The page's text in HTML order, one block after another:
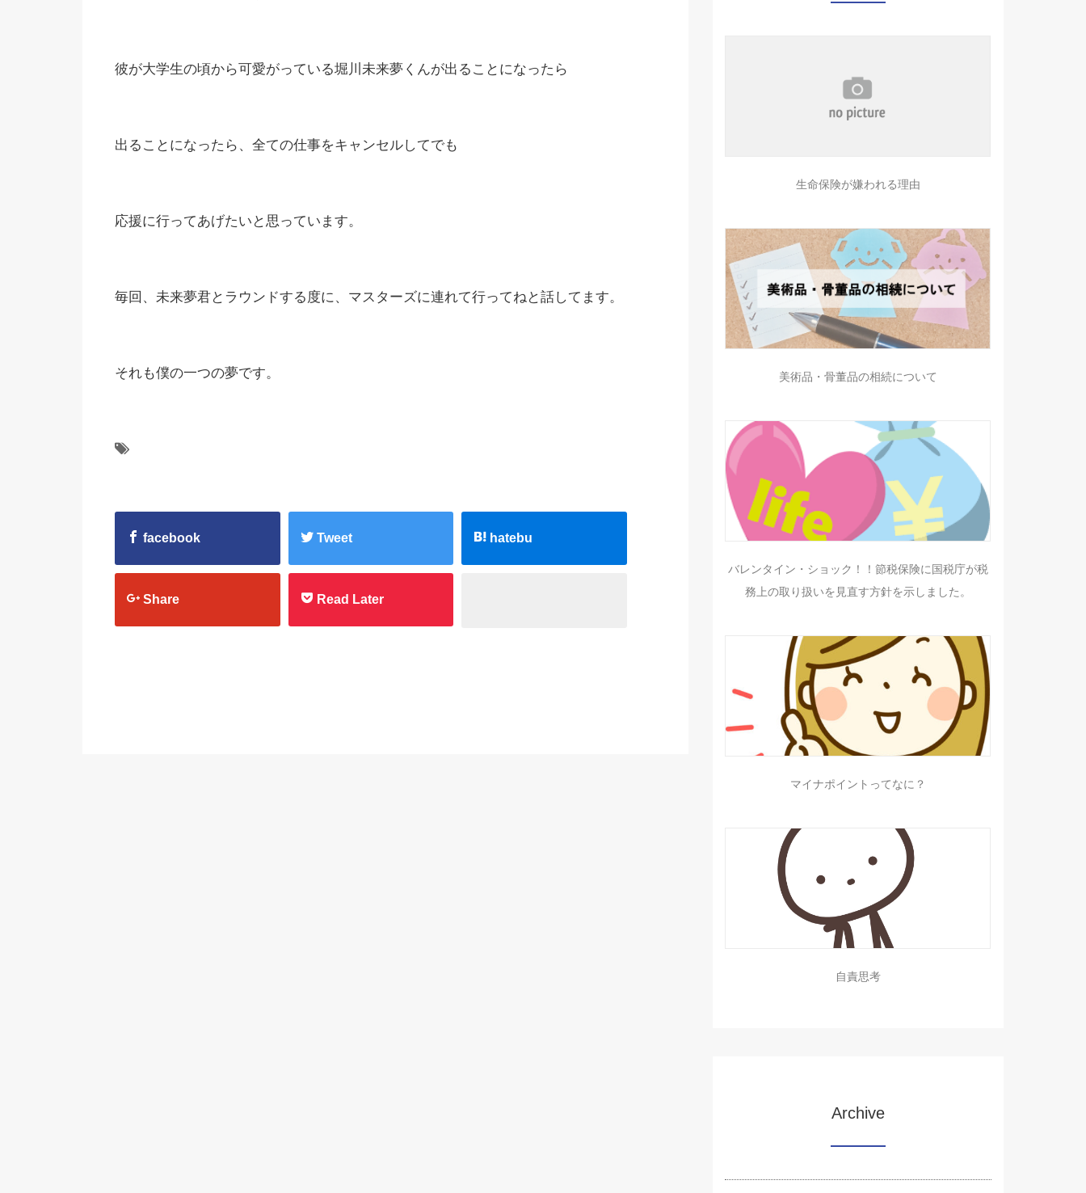
彼が大学生の頃から可愛がっている堀川未来夢くんが出ることになったら
出ることになったら、全ての仕事をキャンセルしてでも
応援に行ってあげたいと思っています。
毎回、未来夢君とラウンドする度に、マスターズに連れて行ってねと話してます。
それも僕の一つの夢です。
facebook Tweet hatebu
Share Read Later
生命保険が嫌われる理由
美術品・骨董品の相続について
バレンタイン・ショック！！節税保険に国税庁が税
務上の取り扱いを見直す方針を示しました。
マイナポイントってなに？
自責思考
Archive